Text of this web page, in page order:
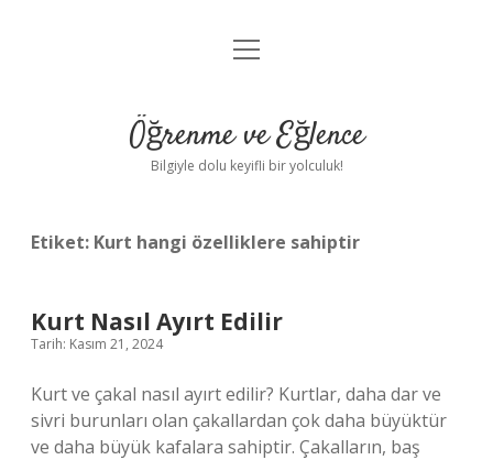
Anasayfa
Yasal Uyarı
menüyü
Öğrenme ve Eğlence
Bilgiyle dolu keyifli bir yolculuk!
Etiket: Kurt hangi özelliklere sahiptir
Kurt Nasıl Ayırt Edilir
Tarih: Kasım 21, 2024
Kurt ve çakal nasıl ayırt edilir? Kurtlar, daha dar ve
sivri burunları olan çakallardan çok daha büyüktür
ve daha büyük kafalara sahiptir. Çakalların, baş